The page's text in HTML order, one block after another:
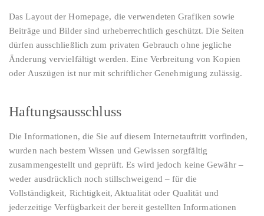
Das Layout der Homepage, die verwendeten Grafiken sowie
Beiträge und Bilder sind urheberrechtlich geschützt. Die Seiten
dürfen ausschließlich zum privaten Gebrauch ohne jegliche
Änderung vervielfältigt werden. Eine Verbreitung von Kopien
oder Auszügen ist nur mit schriftlicher Genehmigung zulässig.
Haftungsausschluss
Die Informationen, die Sie auf diesem Internetauftritt vorfinden,
wurden nach bestem Wissen und Gewissen sorgfältig
zusammengestellt und geprüft. Es wird jedoch keine Gewähr –
weder ausdrücklich noch stillschweigend – für die
Vollständigkeit, Richtigkeit, Aktualität oder Qualität und
jederzeitige Verfügbarkeit der bereit gestellten Informationen